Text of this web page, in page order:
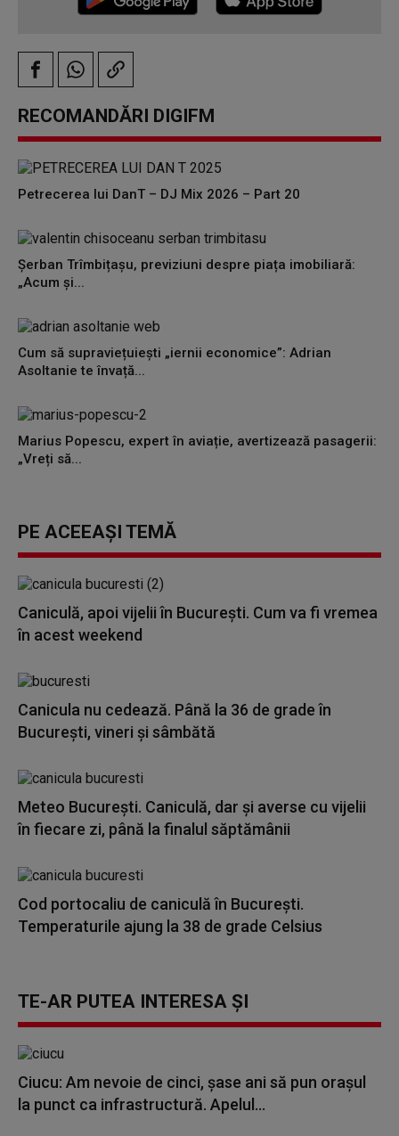
RECOMANDĂRI DIGIFM
Petrecerea lui DanT – DJ Mix 2026 – Part 20
Șerban Trîmbițașu, previziuni despre piața imobiliară:
„Acum și...
Cum să supraviețuiești „iernii economice”: Adrian
Asoltanie te învață...
Marius Popescu, expert în aviație, avertizează pasagerii:
„Vreți să...
PE ACEEAȘI TEMĂ
Caniculă, apoi vijelii în București. Cum va fi vremea
în acest weekend
Canicula nu cedează. Până la 36 de grade în
București, vineri și sâmbătă
Meteo București. Caniculă, dar şi averse cu vijelii
în fiecare zi, până la finalul săptămânii
Cod portocaliu de caniculă în București.
Temperaturile ajung la 38 de grade Celsius
TE-AR PUTEA INTERESA ȘI
Ciucu: Am nevoie de cinci, şase ani să pun oraşul
la punct ca infrastructură. Apelul...